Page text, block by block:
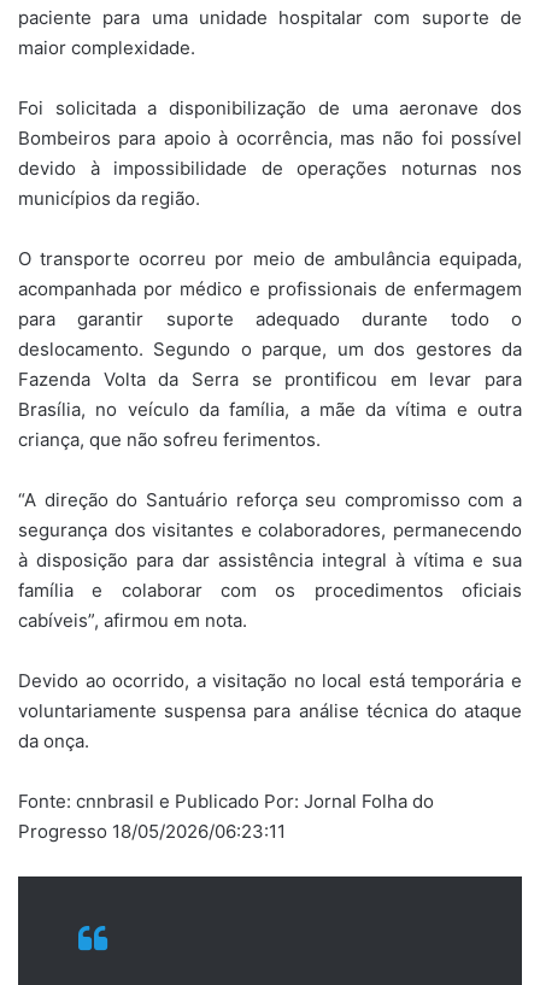
paciente para uma unidade hospitalar com suporte de
maior complexidade.
Foi solicitada a disponibilização de uma aeronave dos
Bombeiros para apoio à ocorrência, mas não foi possível
devido à impossibilidade de operações noturnas nos
municípios da região.
O transporte ocorreu por meio de ambulância equipada,
acompanhada por médico e profissionais de enfermagem
para garantir suporte adequado durante todo o
deslocamento. Segundo o parque, um dos gestores da
Fazenda Volta da Serra se prontificou em levar para
Brasília, no veículo da família, a mãe da vítima e outra
criança, que não sofreu ferimentos.
“A direção do Santuário reforça seu compromisso com a
segurança dos visitantes e colaboradores, permanecendo
à disposição para dar assistência integral à vítima e sua
família e colaborar com os procedimentos oficiais
cabíveis”, afirmou em nota.
Devido ao ocorrido, a visitação no local está temporária e
voluntariamente suspensa para análise técnica do ataque
da onça.
Fonte: cnnbrasil e Publicado Por: Jornal Folha do
Progresso 18/05/2026/06:23:11